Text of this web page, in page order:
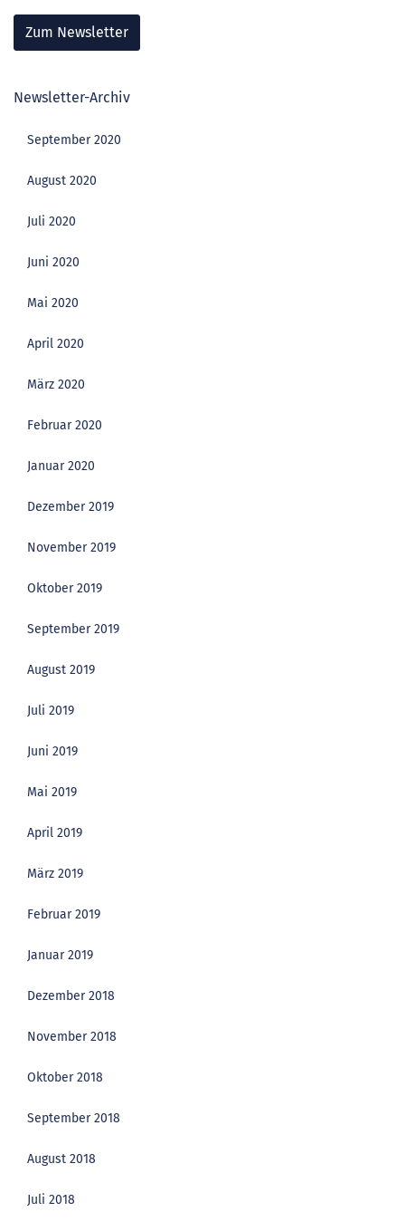
Zum Newsletter
Newsletter-Archiv
September 2020
August 2020
Juli 2020
Juni 2020
Mai 2020
April 2020
März 2020
Februar 2020
Januar 2020
Dezember 2019
November 2019
Oktober 2019
September 2019
August 2019
Juli 2019
Juni 2019
Mai 2019
April 2019
März 2019
Februar 2019
Januar 2019
Dezember 2018
November 2018
Oktober 2018
September 2018
August 2018
Juli 2018